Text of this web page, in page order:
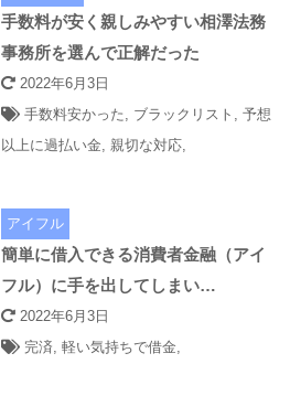
手数料が安く親しみやすい相澤法務
事務所を選んで正解だった
2022年6月3日
手数料安かった
ブラックリスト ,予想
以上に過払い金
親切な対応
アイフル
簡単に借入できる消費者金融（アイ
フル）に手を出してしまい…
2022年6月3日
完済,軽い気持ちで借金,